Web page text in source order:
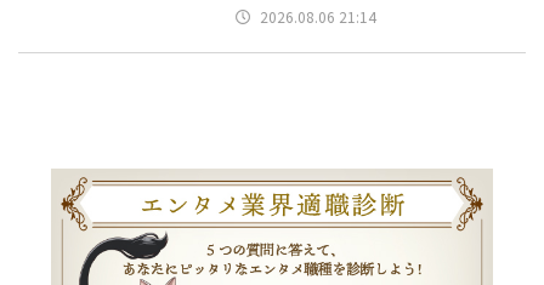
2026.08.06 21:14